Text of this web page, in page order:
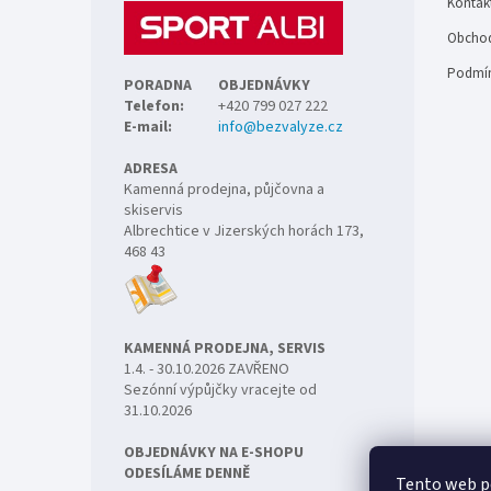
Tento web
PORADNA
OBJEDNÁVKY
Telefon:
+420 799 027 222
E-mail:
info@bezvalyze.cz
ADRESA
Kamenná prodejna, půjčovna a
skiservis
Albrechtice v Jizerských horách 173,
468 43
KAMENNÁ PRODEJNA, SERVIS
1.4. - 30.10.2026 ZAVŘENO
Sezónní výpůjčky vracejte od
31.10.2026
OBJEDNÁVKY NA E-SHOPU
ODESÍLÁME DENNĚ